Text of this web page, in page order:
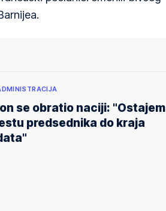
se obratio naciji: "Ostajem
predsednika do kraja